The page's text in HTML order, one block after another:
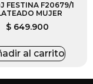
FESTINA F20679/1
MUJER
$649.900
al carrito